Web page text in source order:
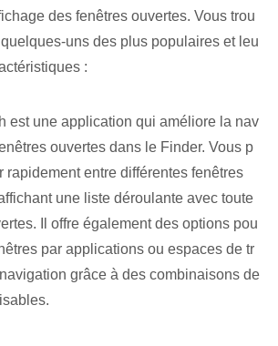
des fenêtres ouvertes. Vous trou
uns des plus populaires et leu
:
est une application qui améliore la nav
ouvertes dans le Finder. Vous p
rapidement entre différentes fenêtres
une⁢ liste déroulante ‌avec toute
Il offre également des options pou
par applications ou espaces de tr
grâce à des combinaisons de